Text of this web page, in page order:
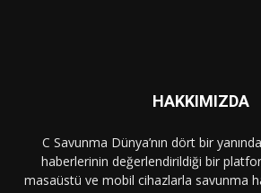
HAKKIMIZDA
C Savunma Dünya’nın dört bir
haberlerinin değerlendirildiği bir
masaüstü ve mobil cihazlarla savunma